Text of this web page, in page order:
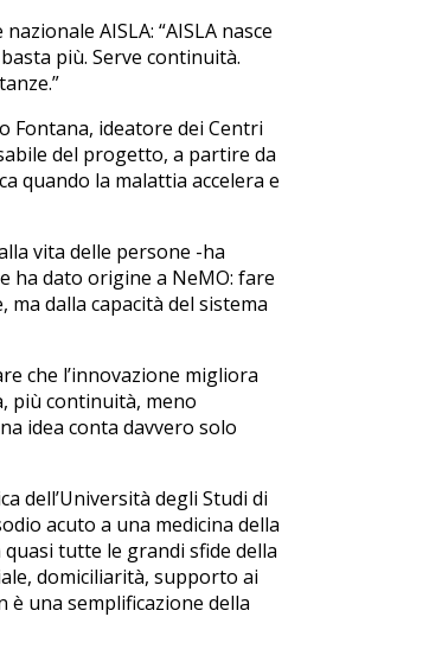
AISLA: “AISLA nasce
più. Serve continuità.
Fontana, ideatore dei Centri
del progetto, a partire da
quando la malattia accelera e
vita delle persone -ha
ha dato origine a NeMO: fare
dalla capacità del sistema
che l’innovazione migliora
più continuità, meno
idea conta davvero solo
dell’Università degli Studi di
acuto a una medicina della
tutte le grandi sfide della
domiciliarità, supporto ai
è una semplificazione della